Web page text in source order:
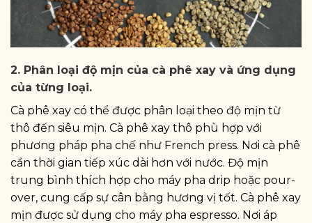
2. Phân loại độ mịn của cà phê xay và ứng dụng
của từng loại.
Cà phê xay có thể được phân loại theo độ mịn từ
thô đến siêu mịn. Cà phê xay thô phù hợp với
phương pháp pha chế như French press. Nơi cà phê
cần thời gian tiếp xúc dài hơn với nước. Độ mịn
trung bình thích hợp cho máy pha drip hoặc pour-
over, cung cấp sự cân bằng hương vị tốt. Cà phê xay
mịn được sử dụng cho máy pha espresso. Nơi áp